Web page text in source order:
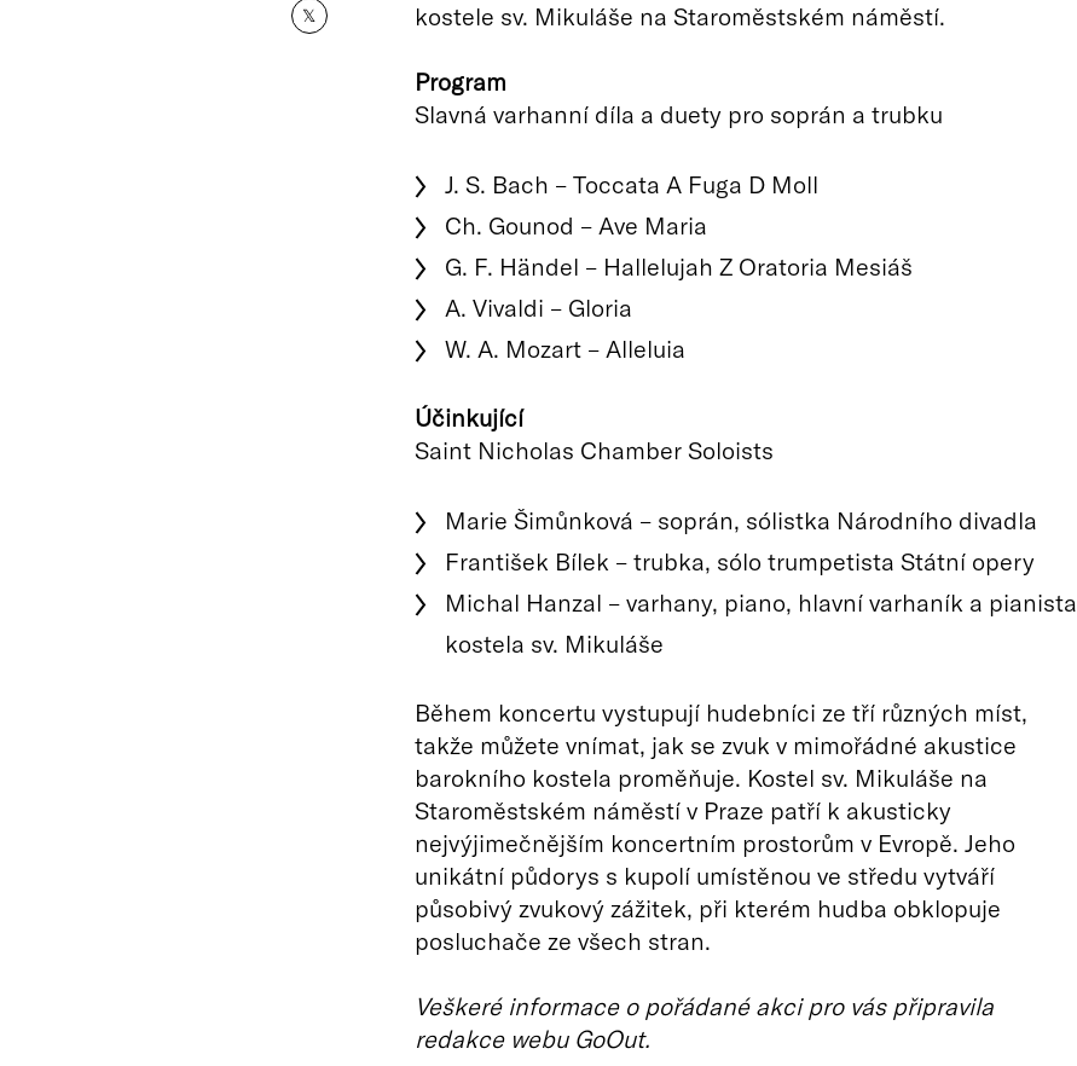
𝕏
kostele sv. Mikuláše na Staroměstském náměstí.
Program
Slavná varhanní díla a duety pro soprán a trubku
J. S. Bach – Toccata A Fuga D Moll
Ch. Gounod – Ave Maria
G. F. Händel – Hallelujah Z Oratoria Mesiáš
A. Vivaldi – Gloria
W. A. Mozart – Alleluia
Účinkující
Saint Nicholas Chamber Soloists
Marie Šimůnková – soprán, sólistka Národního divadla
František Bílek – trubka, sólo trumpetista Státní opery
Michal Hanzal – varhany, piano, hlavní varhaník a pianista
kostela sv. Mikuláše
Během koncertu vystupují hudebníci ze tří různých míst,
takže můžete vnímat, jak se zvuk v mimořádné akustice
barokního kostela proměňuje. Kostel sv. Mikuláše na
Staroměstském náměstí v Praze patří k akusticky
nejvýjimečnějším koncertním prostorům v Evropě. Jeho
unikátní půdorys s kupolí umístěnou ve středu vytváří
působivý zvukový zážitek, při kterém hudba obklopuje
posluchače ze všech stran.
Veškeré informace o pořádané akci pro vás připravila
redakce webu GoOut.